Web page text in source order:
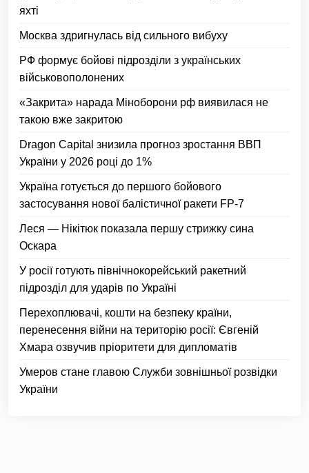
яхті
Москва здригнулась від сильного вибуху
РФ формує бойові підрозділи з українських
військовополонених
«Закрита» нарада Міноборони рф виявилася не
такою вже закритою
Dragon Capital знизила прогноз зростання ВВП
України у 2026 році до 1%
Україна готується до першого бойового
застосування нової балістичної ракети FP-7
Леся — Нікітюк показала першу стрижку сина
Оскара
У росії готують північнокорейський ракетний
підрозділ для ударів по Україні
Перехоплювачі, кошти на безпеку країни,
перенесення війни на територію росії: Євгеній
Хмара озвучив пріоритети для дипломатів
Умеров стане главою Служби зовнішньої розвідки
України